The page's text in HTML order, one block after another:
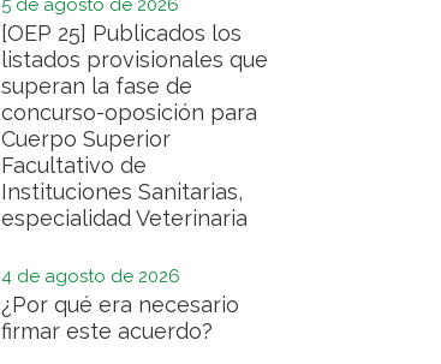
5 de agosto de 2026
[OEP 25] Publicados los
listados provisionales que
superan la fase de
concurso-oposición para
Cuerpo Superior
Facultativo de
Instituciones Sanitarias,
especialidad Veterinaria
4 de agosto de 2026
¿Por qué era necesario
firmar este acuerdo?